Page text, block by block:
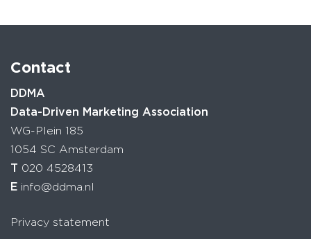
Contact
DDMA
Data-Driven Marketing Association
WG-Plein 185
1054 SC Amsterdam
T 020 4528413
E info@ddma.nl
Privacy statement